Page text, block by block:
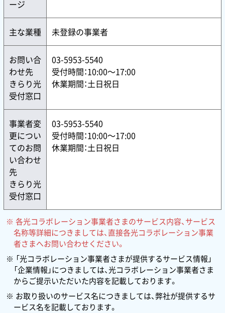
ージ
主な業種 未登録の事業者
お問い合
わせ先
きらり光
受付窓口
03-5953-5540
受付時間：10:00〜17:00
休業期間：土日祝日
事業者変
更につい
てのお問
い合わせ
先
きらり光
受付窓口
03-5953-5540
受付時間：10:00〜17:00
休業期間：土日祝日
各光コラボレーション事業者さまのサービス内容、サービス
名称等詳細につきましては、直接各光コラボレーション事業
者さまへお問い合わせください。
「光コラボレーション事業者さまが提供するサービス情報」
「企業情報」につきましては、光コラボレーション事業者さま
からご提示いただいた内容を記載しております。
お取り扱いのサービス名につきましては、弊社が提供するサ
ービス名を記載しております。